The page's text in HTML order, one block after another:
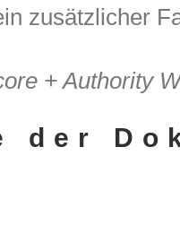
zusätzlicher
+ Authority
der